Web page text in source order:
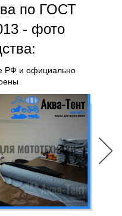
по ГОСТ
- фото
РФ и официально